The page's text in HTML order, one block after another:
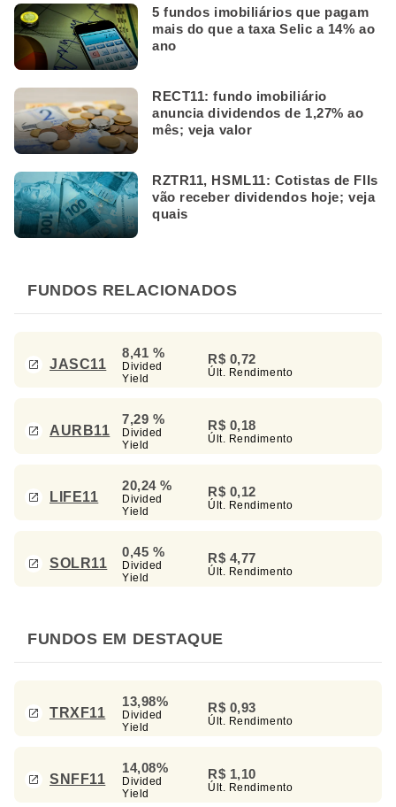
5 fundos imobiliários que pagam
mais do que a taxa Selic a 14% ao
ano
RECT11: fundo imobiliário
anuncia dividendos de 1,27% ao
mês; veja valor
RZTR11, HSML11: Cotistas de FIIs
vão receber dividendos hoje; veja
quais
FUNDOS RELACIONADOS
JASC11
8,41 %
Divided
Yield
R$ 0,72
Últ. Rendimento
AURB11
7,29 %
Divided
Yield
R$ 0,18
Últ. Rendimento
LIFE11
20,24 %
Divided
Yield
R$ 0,12
Últ. Rendimento
SOLR11
0,45 %
Divided
Yield
R$ 4,77
Últ. Rendimento
FUNDOS EM DESTAQUE
TRXF11
13,98%
Divided
Yield
R$ 0,93
Últ. Rendimento
SNFF11
14,08%
Divided
Yield
R$ 1,10
Últ. Rendimento